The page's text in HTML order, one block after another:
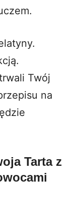
Twój
na
Tarta z